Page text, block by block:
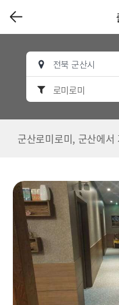
전북 군산시
로미로미
군산로미로미, 군산에